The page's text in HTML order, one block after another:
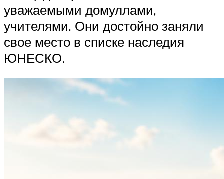
уважаемыми домуллами,
учителями. Они достойно заняли
свое место в списке наследия
ЮНЕСКО.